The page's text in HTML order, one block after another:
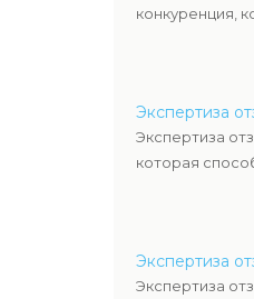
конкуренция,
Экспертиза
Экспертиза
которая
Экспертиза
Экспертиза